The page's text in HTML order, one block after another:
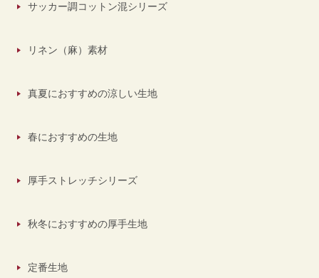
サッカー調コットン混シリーズ
リネン（麻）素材
真夏におすすめの涼しい生地
春におすすめの生地
厚手ストレッチシリーズ
秋冬におすすめの厚手生地
定番生地